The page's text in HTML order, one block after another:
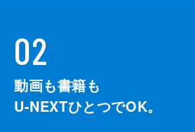
02
動画も書籍も
U-NEXTひとつでOK。